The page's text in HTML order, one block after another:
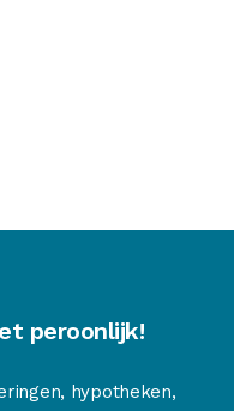
peroonlijk!
hypotheken,